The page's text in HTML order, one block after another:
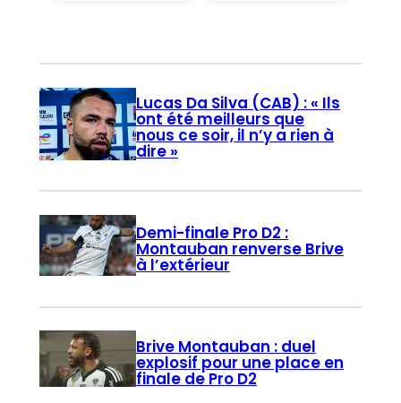
Lucas Da Silva (CAB) : « Ils
ont été meilleurs que
nous ce soir, il n’y a rien à
dire »
Demi-finale Pro D2 :
Montauban renverse Brive
à l’extérieur
Brive Montauban : duel
explosif pour une place en
finale de Pro D2